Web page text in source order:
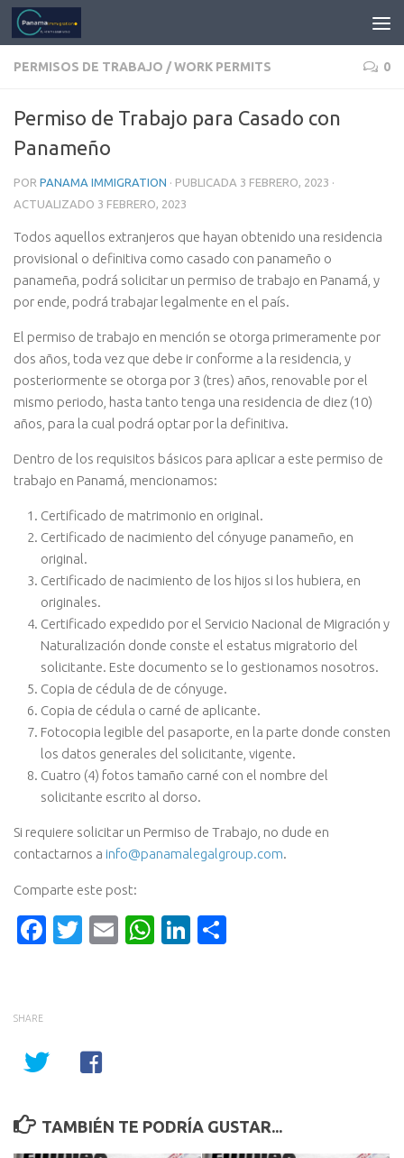
PERMISOS DE TRABAJO / WORK PERMITS 0
Permiso de Trabajo para Casado con
Panameño
POR PANAMA IMMIGRATION · PUBLICADA 3 FEBRERO, 2023 ·
ACTUALIZADO 3 FEBRERO, 2023
Todos aquellos extranjeros que hayan obtenido una residencia
provisional o definitiva como casado con panameño o
panameña, podrá solicitar un permiso de trabajo en Panamá, y
por ende, podrá trabajar legalmente en el país.
El permiso de trabajo en mención se otorga primeramente por
dos años, toda vez que debe ir conforme a la residencia, y
posteriormente se otorga por 3 (tres) años, renovable por el
mismo periodo, hasta tanto tenga una residencia de diez (10)
años, para la cual podrá optar por la definitiva.
Dentro de los requisitos básicos para aplicar a este permiso de
trabajo en Panamá, mencionamos:
Certificado de matrimonio en original.
Certificado de nacimiento del cónyuge panameño, en
original.
Certificado de nacimiento de los hijos si los hubiera, en
originales.
Certificado expedido por el Servicio Nacional de Migración y
Naturalización donde conste el estatus migratorio del
solicitante. Este documento se lo gestionamos nosotros.
Copia de cédula de de cónyuge.
Copia de cédula o carné de aplicante.
Fotocopia legible del pasaporte, en la parte donde consten
los datos generales del solicitante, vigente.
Cuatro (4) fotos tamaño carné con el nombre del
solicitante escrito al dorso.
Si requiere solicitar un Permiso de Trabajo, no dude en
contactarnos a info@panamalegalgroup.com.
Comparte este post:
Facebook
Twitter
EmailWhatsApp
LinkedIn
SHARE
TAMBIÉN TE PODRÍA GUSTAR...